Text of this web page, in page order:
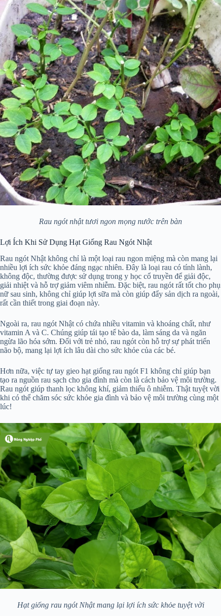
Rau ngót nhật tươi ngon mọng nước trên bàn
Lợi Ích Khi Sử Dụng Hạt Giống Rau Ngót Nhật
Rau ngót Nhật không chỉ là một loại rau ngon miệng mà còn mang lại
nhiều lợi ích sức khỏe đáng ngạc nhiên. Đây là loại rau có tính lành,
không độc, thường được sử dụng trong y học cổ truyền để giải độc,
giải nhiệt và hỗ trợ giảm viêm nhiễm. Đặc biệt, rau ngót rất tốt cho phụ
nữ sau sinh, không chỉ giúp lợi sữa mà còn giúp đẩy sản dịch ra ngoài,
rất cần thiết trong giai đoạn này.
Ngoài ra, rau ngót Nhật có chứa nhiều vitamin và khoáng chất, như
vitamin A và C. Chúng giúp tái tạo tế bào da, làm sáng da và ngăn
ngừa lão hóa sớm. Đối với trẻ nhỏ, rau ngót còn hỗ trợ sự phát triển
não bộ, mang lại lợi ích lâu dài cho sức khỏe của các bé.
Hơn nữa, việc tự tay gieo hạt giống rau ngót F1 không chỉ giúp bạn
tạo ra nguồn rau sạch cho gia đình mà còn là cách bảo vệ môi trường.
Rau ngót giúp thanh lọc không khí, giảm thiểu ô nhiễm. Thật tuyệt vời
khi có thể chăm sóc sức khỏe gia đình và bảo vệ môi trường cùng một
lúc!
Hạt giống rau ngót Nhật mang lại lợi ích sức khỏe tuyệt vời